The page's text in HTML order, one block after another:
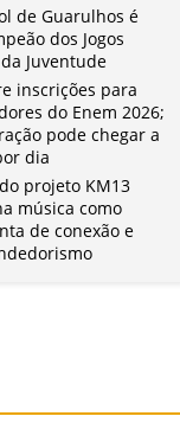
de Guarulhos é
dos Jogos
Juventude
inscrições para
do Enem 2026;
pode chegar a
dia
projeto KM13
música como
de conexão e